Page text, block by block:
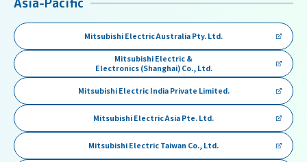
Mitsubishi Electric Australia Pty. Ltd.
Mitsubishi Electric &
Electronics (Shanghai) Co., Ltd.
Mitsubishi Electric India Private Limited.
Mitsubishi Electric Asia Pte. Ltd.
Mitsubishi Electric Taiwan Co., Ltd.